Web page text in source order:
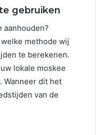
gebruiken
aanhouden?
methode wij
te berekenen.
lokale moskee
Wanneer dit het
van de